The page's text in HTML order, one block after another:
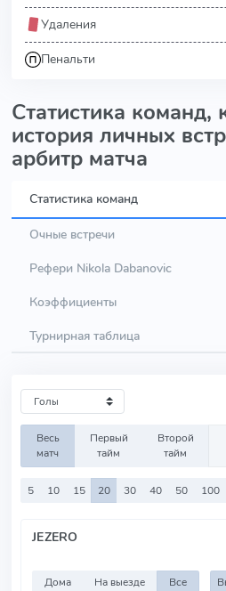
Удаления
Пенальти
Статистика
история личных
арбитр матча
Статистика команд
Очные встречи
Рефери Nikola Dabanovic
Коэффициенты
Турнирная таблица
Весь
матч
Первый
тайм
Второй
тайм
5 10 15 20 30 40 50 100
JEZERO
Дома На выезде Все